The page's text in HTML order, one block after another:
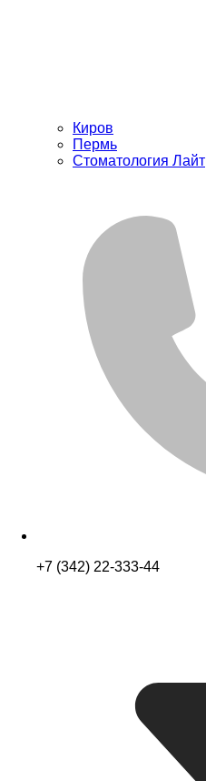
Киров
Пермь
Стоматология Лайт
+7 (342) 22-333-44